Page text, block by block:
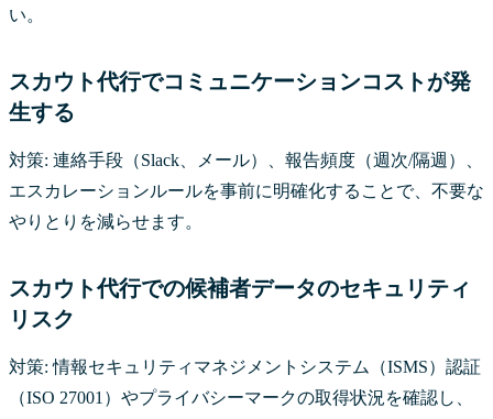
い。
スカウト代行でコミュニケーションコストが発
生する
対策: 連絡手段（Slack、メール）、報告頻度（週次/隔週）、
エスカレーションルールを事前に明確化することで、不要な
やりとりを減らせます。
スカウト代行での候補者データのセキュリティ
リスク
対策: 情報セキュリティマネジメントシステム（ISMS）認証
（ISO 27001）やプライバシーマークの取得状況を確認し、